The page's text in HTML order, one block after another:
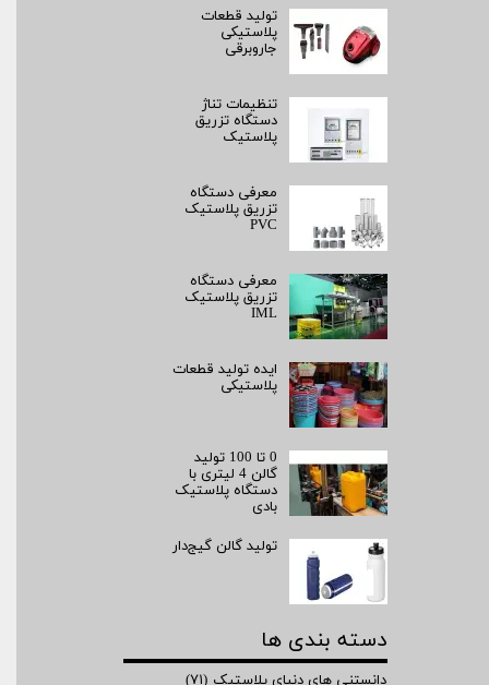
تولید قطعات
پلاستیکی
جاروبرقی
تنظیمات تناژ
دستگاه تزریق
پلاستیک
معرفی دستگاه
تزریق پلاستیک
PVC
معرفی دستگاه
تزریق پلاستیک
IML
ایده تولید قطعات
پلاستیکی
0 تا 100 تولید
گالن 4 لیتری با
دستگاه پلاستیک
بادی
تولید گالن گیج‌دار
دسته بندی ها